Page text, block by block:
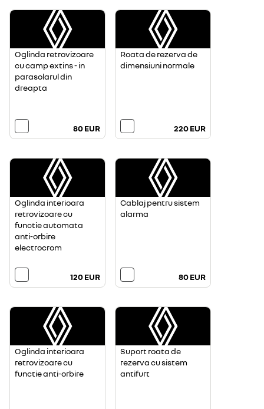
Oglinda retrovizoare
cu camp extins - in
parasolarul din
dreapta
80 EUR
Roata de rezerva de
dimensiuni normale
220 EUR
Oglinda interioara
retrovizoare cu
functie automata
anti-orbire
electrocrom
120 EUR
Cablaj pentru sistem
alarma
80 EUR
Oglinda interioara
retrovizoare cu
functie anti-orbire
Suport roata de
rezerva cu sistem
antifurt